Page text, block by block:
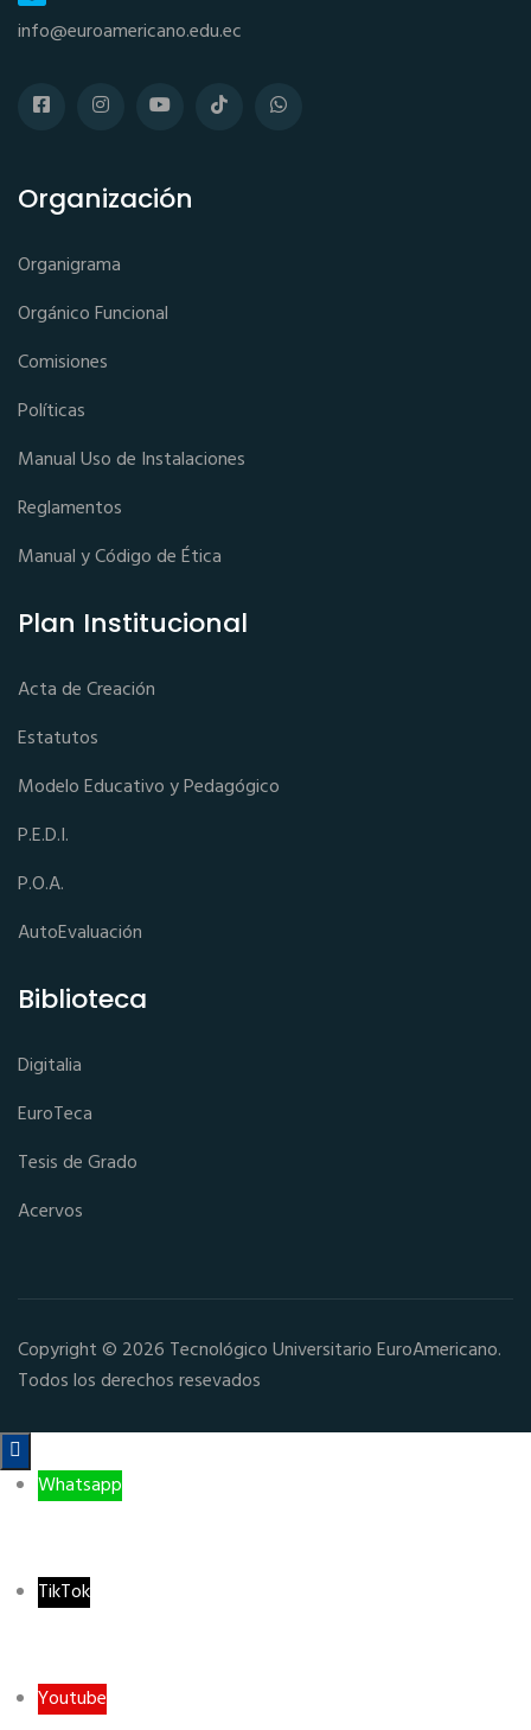
info@euroamericano.edu.ec
Organización
Organigrama
Orgánico Funcional
Comisiones
Políticas
Manual Uso de Instalaciones
Reglamentos
Manual y Código de Ética
Plan Institucional
Acta de Creación
Estatutos
Modelo Educativo y Pedagógico
P.E.D.I.
P.O.A.
AutoEvaluación
Biblioteca
Digitalia
EuroTeca
Tesis de Grado
Acervos
Copyright © 2026 Tecnológico Universitario EuroAmericano.
Todos los derechos resevados

Whatsapp
TikTok
Youtube